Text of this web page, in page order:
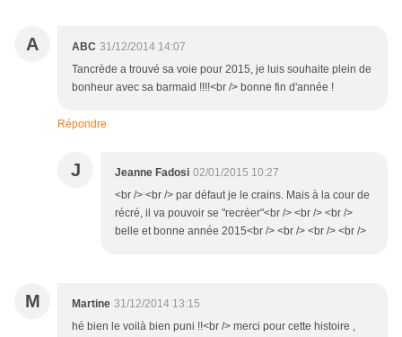
A ABC 31/12/2014 14:07
Tancrède a trouvé sa voie pour 2015, je luis souhaite plein de
bonheur avec sa barmaid !!!!<br /> bonne fin d'année !
Répondre
J Jeanne Fadosi 02/01/2015 10:27
<br /> <br /> par défaut je le crains. Mais à la cour de
récré, il va pouvoir se "recréer"<br /> <br /> <br />
belle et bonne année 2015<br /> <br /> <br /> <br />
M Martine 31/12/2014 13:15
hé bien le voilà bien puni !!<br /> merci pour cette histoire ,